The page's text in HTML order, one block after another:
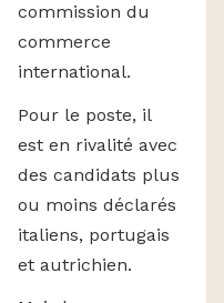
commission du
commerce
international.
Pour le poste, il
est en rivalité avec
des candidats plus
ou moins déclarés
italiens, portugais
et autrichien.